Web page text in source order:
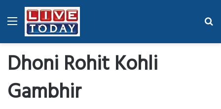
Menu
Dhoni Rohit Kohli
Gambhir